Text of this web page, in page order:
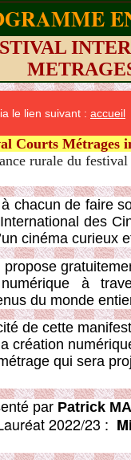
le lien suivant : accueil
Courts Métrages
rurale du
chacun de faire
des
cinéma curieux
à
du monde
de cette
création
qui sera
par Patrick
2022/23 :